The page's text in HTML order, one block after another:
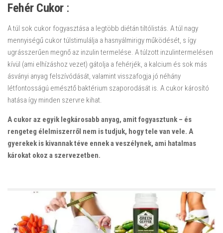
Fehér Cukor:
A túl sok cukor fogyasztása a legtöbb diétán tiltólistás. A túl nagy
mennyiségű cukor túlstimulálja a hasnyálmirigy működését, s így
ugrásszerűen megnő az inzulin termelése. A túlzott inzulintermelésen
kívül (ami elhízáshoz vezet) gátolja a fehérjék, a kalcium és sok más
ásványi anyag felszívódását, valamint visszafogja jó néhány
létfontosságú emésztő baktérium szaporodását is. A cukor károsító
hatása így minden szervre kihat.
A cukor az egyik legkárosabb anyag, amit fogyasztunk – és
rengeteg élelmiszerről nem is tudjuk, hogy tele van vele. A
gyerekek is kivannak téve ennek a veszélynek, ami hatalmas
károkat okoz a szervezetben.